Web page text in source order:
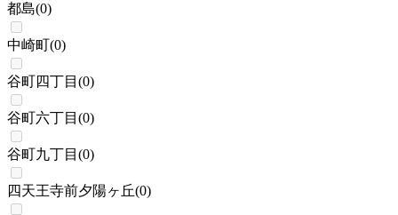
都島(0)
中崎町(0)
谷町四丁目 (0)
谷町六丁目 (0)
谷町九丁目 (0)
四天王寺前夕陽ヶ丘(0)